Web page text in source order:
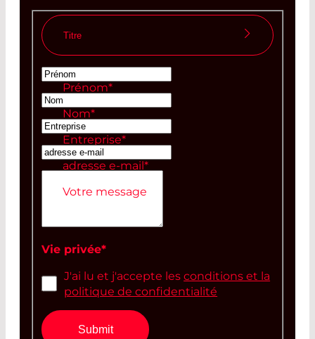
Titre
Madame
Monsieur
Prénom*
Nom*
Entreprise*
adresse e-mail*
Votre message
Vie privée*
J'ai lu et j'accepte lesconditions et la
politique de confidentialité
Submit